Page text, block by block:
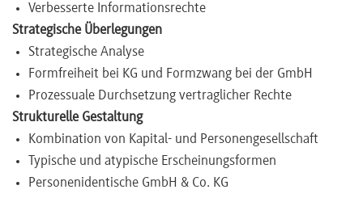
Verbesserte Informationsrechte
Strategische Überlegungen
Strategische Analyse
Formfreiheit bei KG und Formzwang bei der GmbH
Prozessuale Durchsetzung vertraglicher Rechte
Strukturelle Gestaltung
Kombination von Kapital- und Personengesellschaft
Typische und atypische Erscheinungsformen
Personenidentische GmbH & Co. KG